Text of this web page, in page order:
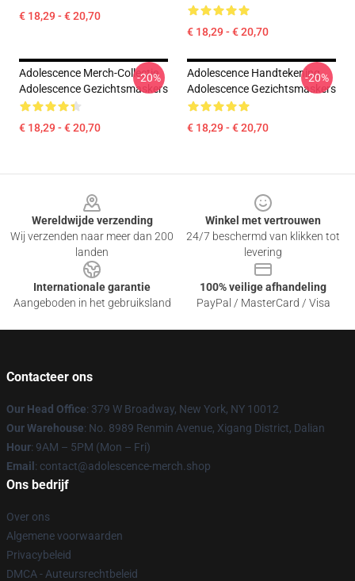
€ 18,29 - € 20,70
€ 18,29 - € 20,70
Adolescence Merch-Collectie
Adolescence Gezichtsmaskers
€ 18,29 - € 20,70
-20%
Adolescence Handtekening
Adolescence Gezichtsmaskers
€ 18,29 - € 20,70
-20%
Wereldwijde verzending
Wij verzenden naar meer dan 200
landen
Winkel met vertrouwen
24/7 beschermd van klikken tot
levering
Internationale garantie
Aangeboden in het gebruiksland
100% veilige afhandeling
PayPal / MasterCard / Visa
Contacteer ons
Our Head Office: 379 W Broadway, New York, NY 10012
Our Warehouse: No. 8989 Renmin Avenue, Xigang District, Dalian
Hour: 9AM – 5PM (Mon – Fri)
Email : contact@adolescence-merch.shop
Ons bedrijf
Over ons
Algemene voorwaarden
Privacybeleid
DMCA - Auteursrechtbeleid